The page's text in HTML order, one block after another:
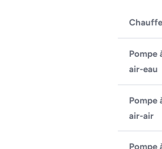
Pompe
air-eau
Pompe
air-air
Pompe